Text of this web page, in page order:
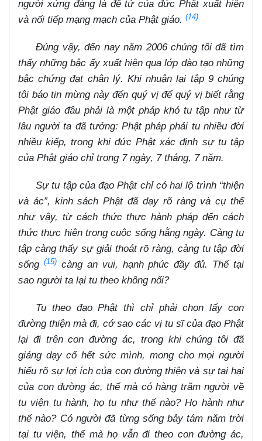
người xứng đáng là đệ tử của đức Phật xuất hiện
và nối tiếp mạng mạch của Phật giáo. (14)
Đúng vậy, đến nay năm 2006 chúng tôi đã tìm
thấy những bậc ấy xuất hiện qua lớp đào tạo những
bậc chứng đạt chân lý. Khi nhuận lại tập 9 chúng
tôi báo tin mừng này đến quý vị để quý vị biết rằng
Phật giáo đâu phải là một pháp khó tu tập như từ
lâu người ta đã tưởng: Phật pháp phải tu nhiều đời
nhiều kiếp, trong khi đức Phật xác định sự tu tập
của Phật giáo chỉ trong 7 ngày, 7 tháng, 7 năm.
Sự tu tập của đạo Phật chỉ có hai lộ trình “thiện
và ác”, kinh sách Phật đã dạy rõ ràng và cụ thể
như vậy, từ cách thức thực hành pháp đến cách
thức thực hiện trong cuộc sống hằng ngày. Càng tu
tập càng thấy sự giải thoát rõ ràng, càng tu tập đời
sống (15)càng an vui, hạnh phúc đầy đủ. Thế tại
sao người ta lại tu theo không nổi?
Tu theo đạo Phật thì chỉ phải chọn lấy con
đường thiện mà đi, cớ sao các vị tu sĩ của đạo Phật
lại đi trên con đường ác, trong khi chúng tôi đã
giảng dạy cố hết sức mình, mong cho mọi người
hiểu rõ sự lợi ích của con đường thiện và sự tai hại
của con đường ác, thế mà có hàng trăm người về
tu viện tu hành, họ tu như thế nào? Họ hành như
thế nào? Có người đã từng sống bảy tám năm trời
tại tu viện, thế mà họ vẫn đi theo con đường ác,